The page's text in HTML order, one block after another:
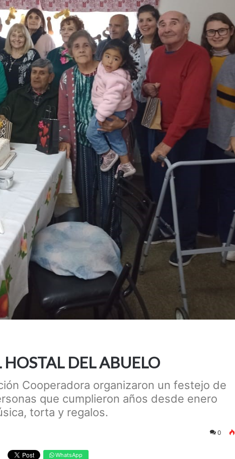
DEL ABUELO
Cooperadora organizaron un festejo de
que cumplieron años desde enero
torta y regalos.
0
WhatsApp